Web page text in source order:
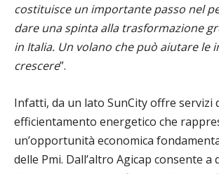
costituisce un importante passo nel
dare una spinta alla trasformazione
in Italia. Un volano che può aiutare le
crescere”.
Infatti, da un lato SunCity offre servizi
efficientamento energetico che
un’opportunità economica
delle Pmi. Dall’altro Agicap consente a